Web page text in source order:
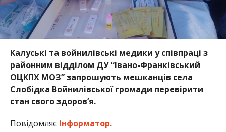
Калуські та войнилівські медики у співпраці з
районним відділом ДУ “Івано-Франківський
ОЦКПХ МОЗ” запрошують мешканців села
Слобідка Войнилівської громади перевірити
стан свого здоров’я.
Повідомляє Інформатор.